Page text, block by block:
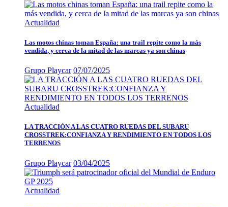
Actualidad
Las motos chinas toman España: una trail repite como la más
vendida, y cerca de la mitad de las marcas ya son chinas
Grupo Playcar 07/07/2025
Actualidad
LA TRACCIÓN A LAS CUATRO RUEDAS DEL SUBARU
CROSSTREK:CONFIANZA Y RENDIMIENTO EN TODOS LOS
TERRENOS
Grupo Playcar 03/04/2025
Actualidad